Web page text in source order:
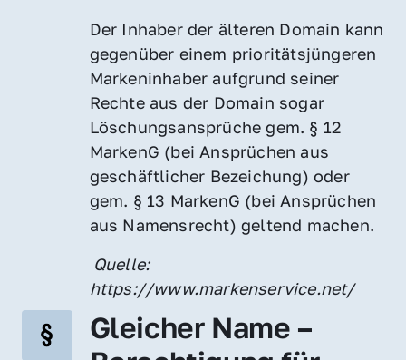
Der Inhaber der älteren Domain kann
gegenüber einem prioritätsjüngeren
Markeninhaber aufgrund seiner
Rechte aus der Domain sogar
Löschungsansprüche gem. § 12
MarkenG (bei Ansprüchen aus
geschäftlicher Bezeichung) oder
gem. § 13 MarkenG (bei Ansprüchen
aus Namensrecht) geltend machen.
https://www.markenservice.net/
Gleicher Name –